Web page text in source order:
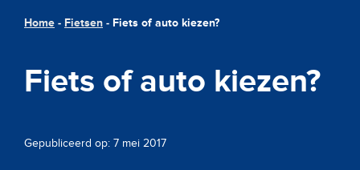
Home - Fietsen - Fiets of auto kiezen?
Fiets of auto kiezen?
Gepubliceerd op: 7 mei 2017